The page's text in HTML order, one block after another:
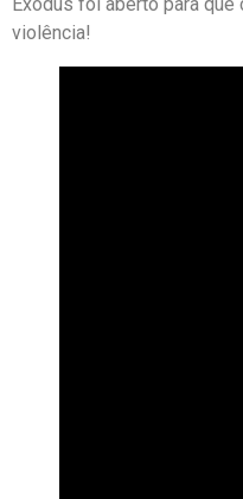
violência!